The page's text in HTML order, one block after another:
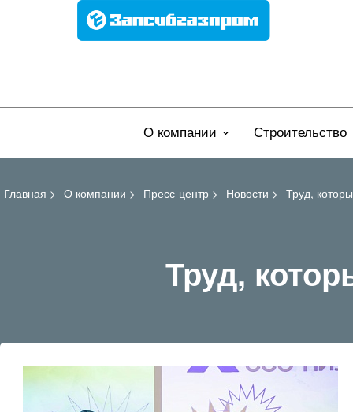
О компании Строительство
Главная > О компании > Пресс-центр > Новости > Труд,
Труд,